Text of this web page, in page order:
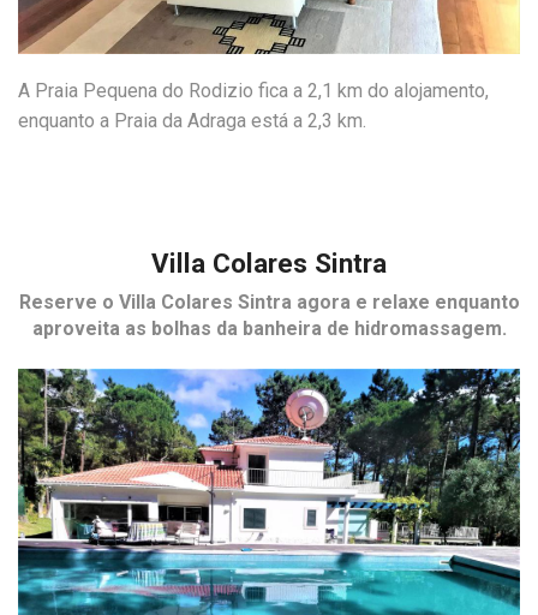
A Praia Pequena do Rodizio fica a 2,1 km do alojamento,
enquanto a Praia da Adraga está a 2,3 km.
Villa Colares Sintra
Reserve o Villa Colares Sintra agora e relaxe enquanto
aproveita as bolhas da banheira de hidromassagem.